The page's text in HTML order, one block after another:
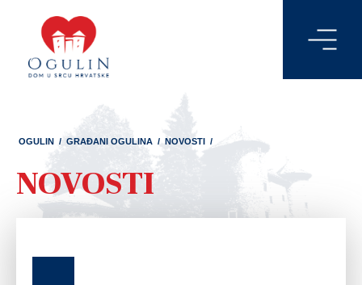
OGULIN / GRAĐANI OGULINA / NOVOSTI /
NOVOSTI